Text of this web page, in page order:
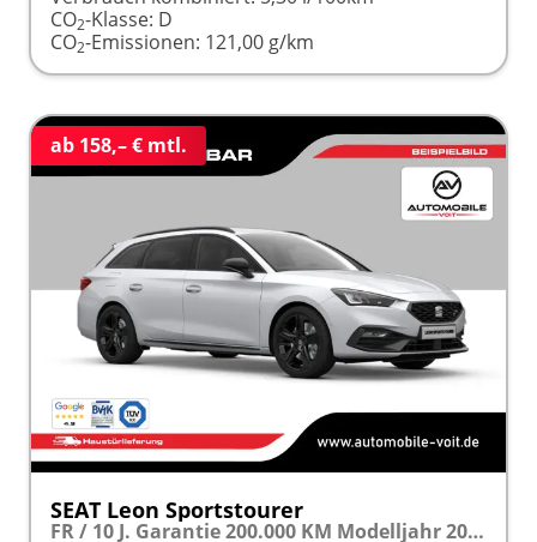
CO2-Klasse: D
CO2-Emissionen: 121,00 g/km
ab 158,– € mtl.
SEAT Leon Sportstourer
FR / 10 J. Garantie 200.000 KM Modelljahr 2027 1.5 TSI 115PS frei konfigurierbar!